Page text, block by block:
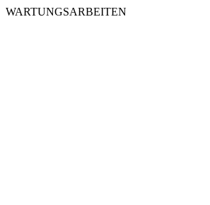
WARTUNGSARBEITEN